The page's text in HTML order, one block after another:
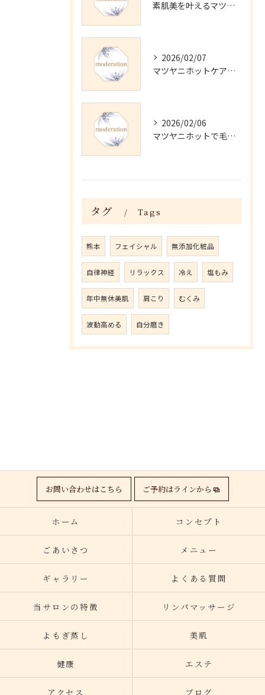
素肌美を叶えるマツヤニホットセラピーの効果
2026/02/07
マツヤニホットケアの正しい使い方と継続法
2026/02/06
マツヤニホットで毛穴・くすみ改善術
タグ Tags
熊本 フェイシャル 無添加化粧品
自律神経 リラックス 冷え 塩もみ
年中無休美肌 肩こり むくみ
波動高める 自分磨き
お問い合わせはこちら ご予約はラインから
ホーム コンセプト
ごあいさつ メニュー
ギャラリー よくある質問
当サロンの特徴 リンパマッサージ
よもぎ蒸し 美肌
健康 エステ
アクセス ブログ